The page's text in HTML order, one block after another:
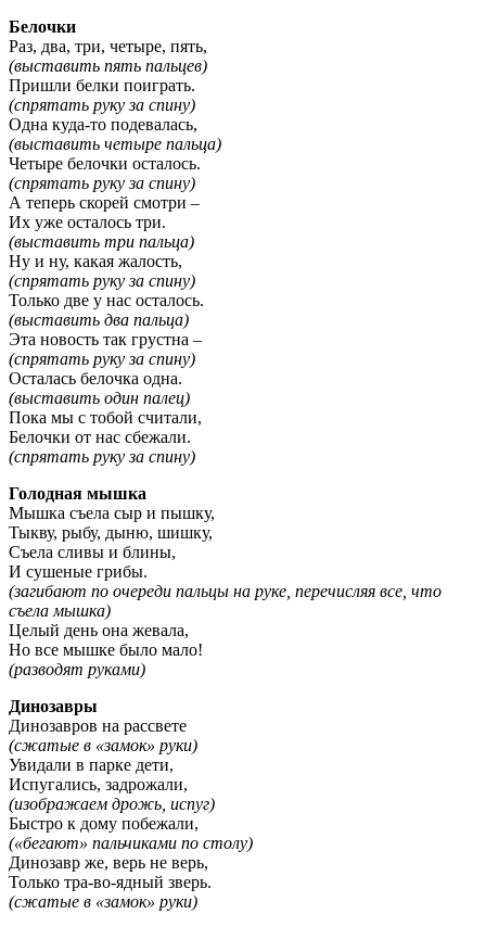
Белочки
Раз, два, три, четыре, пять,
(выставить пять пальцев)
Пришли белки поиграть.
(спрятать руку за спину)
Одна куда-то подевалась,
(выставить четыре пальца)
Четыре белочки осталось.
(спрятать руку за спину)
А теперь скорей смотри –
Их уже осталось три.
(выставить три пальца)
Ну и ну, какая жалость,
(спрятать руку за спину)
Только две у нас осталось.
(выставить два пальца)
Эта новость так грустна –
(спрятать руку за спину)
Осталась белочка одна.
(выставить один палец)
Пока мы с тобой считали,
Белочки от нас сбежали.
(спрятать руку за спину)
Голодная мышка
Мышка съела сыр и пышку,
Тыкву, рыбу, дыню, шишку,
Съела сливы и блины,
И сушеные грибы.
(загибают по очереди пальцы на руке, перечисляя все, что
съела мышка)
Целый день она жевала,
Но все мышке было мало!
(разводят руками)
Динозавры
Динозавров на рассвете
(сжатые в «замок» руки)
Увидали в парке дети,
Испугались, задрожали,
(изображаем дрожь, испуг)
Быстро к дому побежали,
(«бегают» пальчиками по столу)
Динозавр же, верь не верь,
Только тра-во-ядный зверь.
(сжатые в «замок» руки)